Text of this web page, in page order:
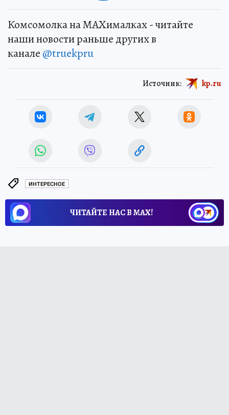
Комсомолка на MAXималках - читайте
наши новости раньше других в
канале @truekpru
Источник: kp.ru
ИНТЕРЕСНОЕ
ЧИТАЙТЕ НАС В МАХ!